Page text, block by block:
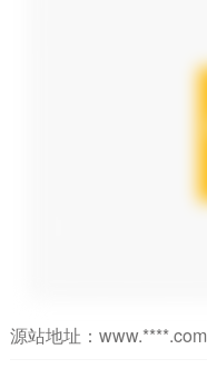
源站地址： www.****.com